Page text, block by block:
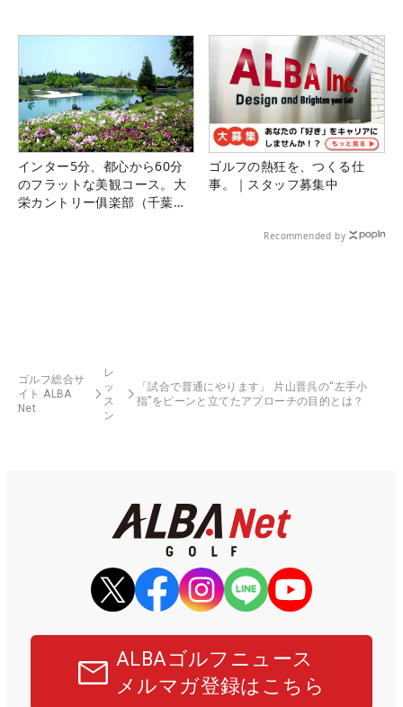
インター5分、都心から60分
のフラットな美観コース。大
栄カントリー俱楽部（千葉
ゴルフの熱狂を、つくる仕
事。｜スタッフ募集中
Recommended by
ゴルフ総合サ
イト ALBA
Net
レ
ッ
ス
ン
「試合で普通にやります」 片山晋呉の“左手小
指”をピーンと立てたアプローチの目的とは？
ALBAゴルフニュース
メルマガ登録はこちら